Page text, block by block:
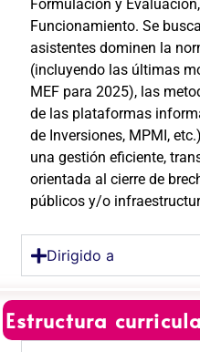
Formulación y
Funcionamiento. Se
asistentes dominen la
(incluyendo las últimas
MEF para 2025), las
de las plataformas
de Inversiones, MPMI,
una gestión eficiente,
orientada al cierre de
públicos y/o
Dirigido a
Estructura